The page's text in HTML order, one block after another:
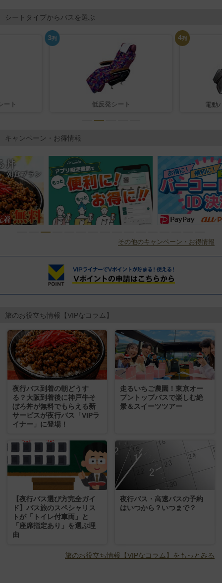
シートタイプからバスを選ぶ
ート 低反発シート
3列
電動
4列
キャンペーン・お得情報
その他のキャンペーン・お得情報
旅のお役立ち情報【VIPなコラム】
夜行バス到着の朝どうす
る？大阪到着後に神戸牛そ
ぼろ丼が無料でもらえる新
サービスが夜行バス「VIPラ
イナー」に登場！
走るいちご農園！東京オー
プントップバスで楽しむ絶
景＆スイーツツアー
【夜行バス選び方完全ガイ
ド】バス旅のスペシャリス
トが「トイレ付車両」と
「座席指定あり」を選ぶ理
由
夜行バス・高速バスの予約
はいつから？いつまで？
旅のお役立ち情報【VIPなコラム】をもっとみる